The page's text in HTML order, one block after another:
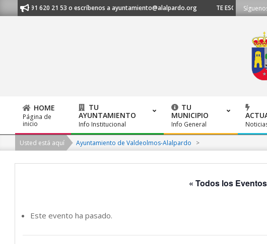
to
al 91 620 21 53 o escríbenos a ayuntamiento@alalpardo.org TE ESCUCHAMOS
Primary
Navigation
Menu
HOME
Página de
inicio
TU
AYUNTAMIENTO
Info Institucional
TU
MUNICIPIO
Info General
Usted está aquí Ayuntamiento de Valdeolmos-Alalpardo >
« Todos los Eventos
Este evento ha pasado.